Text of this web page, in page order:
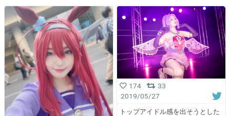
174
33
2019/05/27
トップアイドル感を出そうとした